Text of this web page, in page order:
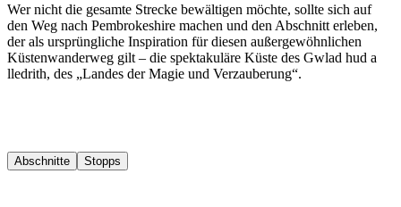
Wer nicht die gesamte Strecke bewältigen möchte, sollte sich auf
den Weg nach Pembrokeshire machen und den Abschnitt erleben,
der als ursprüngliche Inspiration für diesen außergewöhnlichen
Küstenwanderweg gilt – die spektakuläre Küste des Gwlad hud a
lledrith, des „Landes der Magie und Verzauberung“.
Abschnitte Stopps